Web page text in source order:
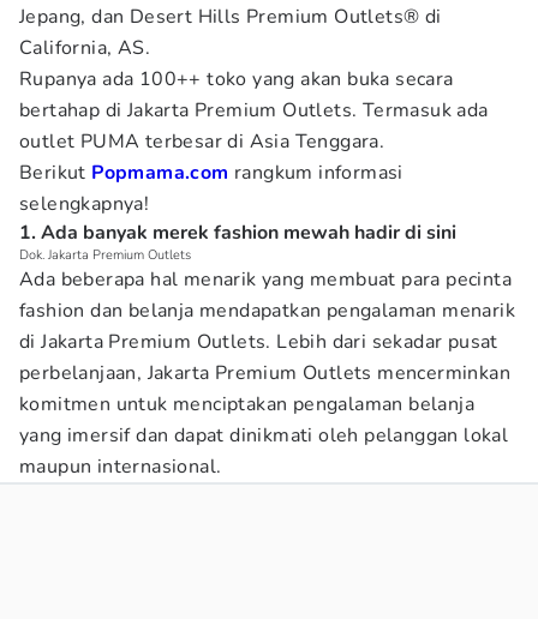
Jepang, dan Desert Hills Premium Outlets® di
California, AS.
Rupanya ada 100++ toko yang akan buka secara
bertahap di Jakarta Premium Outlets. Termasuk ada
outlet PUMA terbesar di Asia Tenggara.
Berikut Popmama.com rangkum informasi
selengkapnya!
1. Ada banyak merek fashion mewah hadir di sini
Dok. Jakarta Premium Outlets
Ada beberapa hal menarik yang membuat para pecinta
fashion dan belanja mendapatkan pengalaman menarik
di Jakarta Premium Outlets. Lebih dari sekadar pusat
perbelanjaan, Jakarta Premium Outlets mencerminkan
komitmen untuk menciptakan pengalaman belanja
yang imersif dan dapat dinikmati oleh pelanggan lokal
maupun internasional.